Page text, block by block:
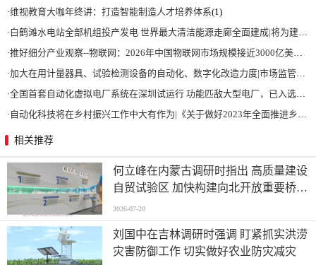
·维视教育大咖年终讲：打造智能制造人才培养体系(1)
·白鹤滩水电站全部机组投产发电 世界最大清洁能源走廊全面建成|将为建设新型能源体系、保障国家能源安全、实现“双碳”目标提供有力支撑
·推好细分产业观察--物联网：2026年中国物联网市场规模接近3000亿美元 智慧工厂、智慧城市、智慧电网等将占60%以上
·加大在用计量器具、试验检测设备的自动化、数字化改造力度|市场监管总局 工业和信息化部 关于促进企业计量能力提升的指导意见
·全国首套自动化虚拟电厂系统在深圳试运行 功能匹敌大型电厂，已入选国际典型案例
· 自动化科技将在乡村振兴工作中大有作为|《关于做好2023年全面推进乡村振兴重点工作的意见》发布
相关推荐
何立峰在内蒙古调研时指出 高质量建设
自贸试验区 加快构建向北开放重要桥头
堡
2026-07-20
刘国中在吉林调研时强调 盯紧抓实洪涝
灾害防御工作 切实做好农业防灾减灾